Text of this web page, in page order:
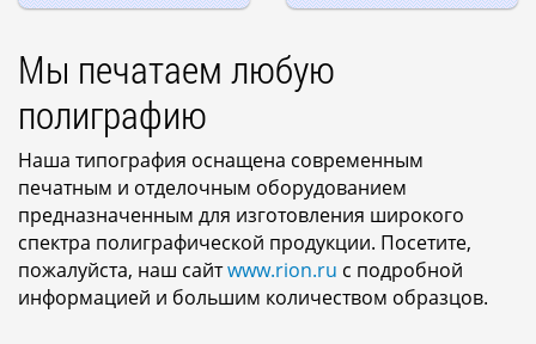
Мы печатаем любую
полиграфию
Наша типография оснащена современным
печатным и отделочным оборудованием
предназначенным для изготовления широкого
спектра полиграфической продукции. Посетите,
пожалуйста, наш сайтwww.rion.ru с подробной
информацией и большим количеством образцов.